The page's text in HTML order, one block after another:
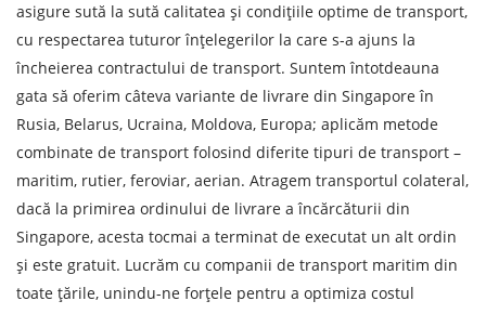
asigure sută la sută calitatea și condițiile optime de transport,
cu respectarea tuturor înțelegerilor la care s-a ajuns la
încheierea contractului de transport. Suntem întotdeauna
gata să oferim câteva variante de livrare din Singapore în
Rusia, Belarus, Ucraina, Moldova, Europa; aplicăm metode
combinate de transport folosind diferite tipuri de transport –
maritim, rutier, feroviar, aerian. Atragem transportul colateral,
dacă la primirea ordinului de livrare a încărcăturii din
Singapore, acesta tocmai a terminat de executat un alt ordin
și este gratuit. Lucrăm cu companii de transport maritim din
toate țările, unindu-ne forțele pentru a optimiza costul
Data de descărcare
Greutatea sarcinii, ( t )
Volumul încărcăturii
Persoana de contact